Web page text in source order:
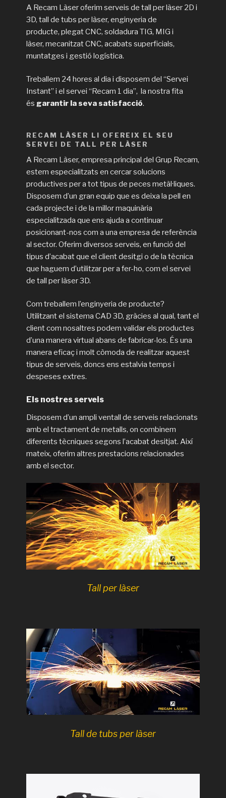
A Recam Làser oferim serveis de tall per làser 2D i
3D, tall de tubs per làser, enginyeria de
producte, plegat CNC, soldadura TIG, MIG i
làser, mecanitzat CNC, acabats superficials,
muntatges i gestió logística.
Treballem 24 hores al dia i disposem del “Servei
Instant” i el servei “Recam 1 dia”, la nostra fita
ésgarantir la seva satisfacció.
RECAM LÀSER LI OFEREIX EL SEU
SERVEI DE TALL PER LÀSER
A Recam Làser, empresa principal del Grup Recam,
estem especialitzats en cercar solucions
productives per a tot tipus de peces metàl·liques.
Disposem d’un gran equip que es deixa la pell en
cada projecte i de la millor maquinària
especialitzada que ens ajuda a continuar
posicionant-nos com a una empresa de referència
al sector. Oferim diversos serveis, en funció del
tipus d’acabat que el client desitgi o de la tècnica
que haguem d’utilitzar per a fer-ho, com el servei
de tall per làser 3D.
Com treballem l’enginyeria de producte?
Utilitzant el sistema CAD 3D, gràcies al qual, tant el
client com nosaltres podem validar els productes
d’una manera virtual abans de fabricar-los. És una
manera eficaç i molt còmoda de realitzar aquest
tipus de serveis, doncs ens estalvia temps i
despeses extres.
Els nostres serveis
Disposem d’un ampli ventall de serveis relacionats
amb el tractament de metalls, on combinem
diferents tècniques segons l’acabat desitjat. Així
mateix, oferim altres prestacions relacionades
amb el sector.
Tall per làser
Tall de tubs per làser